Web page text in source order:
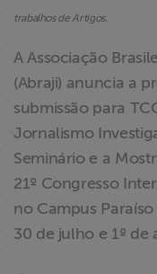
Doe para
>> Conteúdo
exclusivo para
associados
Assine a nossa
newsletter
Fale Conosco
trabalhos de Artigos.
A Associação
(Abraji) anuncia a
submissão para
Jornalismo
Seminário e a
21º Congresso
no Campus
30 de julho e 1º de